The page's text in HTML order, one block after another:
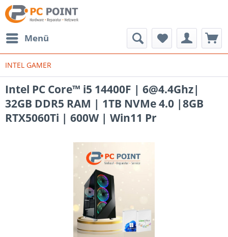
Menü
INTEL GAMER
Intel PC Core™ i5 14400F | 6@4.4Ghz|
32GB DDR5 RAM | 1TB NVMe 4.0 |8GB
RTX5060Ti | 600W | Win11 Pr